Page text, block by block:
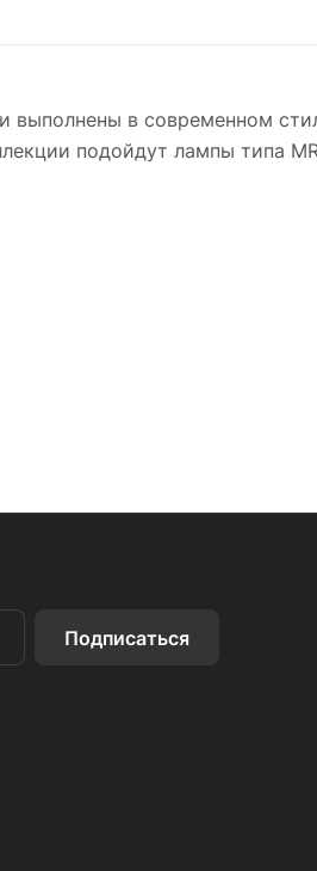
выполнены в современном
подойдут лампы типа
Подписаться